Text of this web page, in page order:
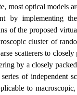
most optical models
by implementing
of the proposed
cluster of
scatterers to closely
by a closely
of independent
to